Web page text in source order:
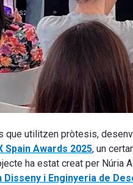
que utilitzen pròtesis,
Spain Awards 2025, un
ha estat creat per Núria
i Enginyeria de